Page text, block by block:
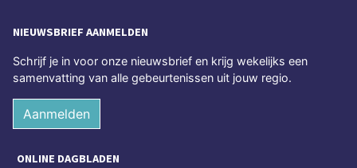
NIEUWSBRIEF AANMELDEN
Schrijf je in voor onze nieuwsbrief en krijg wekelijks een
samenvatting van alle gebeurtenissen uit jouw regio.
Aanmelden
ONLINE DAGBLADEN